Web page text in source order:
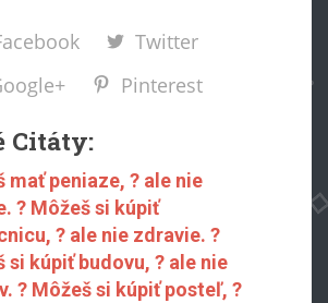
Twitter
Pinterest
Citáty:
mať peniaze, ? ale nie
? Môžeš si kúpiť
? ale nie zdravie. ?
si kúpiť budovu, ? ale nie
? Môžeš si kúpiť posteľ, ?